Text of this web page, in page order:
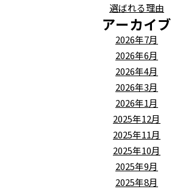
選ばれる理由
アーカイブ
2026年7月
2026年6月
2026年4月
2026年3月
2026年1月
2025年12月
2025年11月
2025年10月
2025年9月
2025年8月